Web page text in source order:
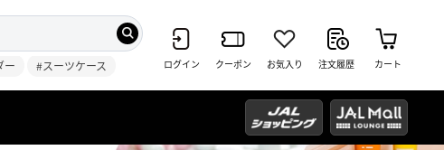
ー #スーツケース ログイン クーポン お気入り 注文履歴 カート